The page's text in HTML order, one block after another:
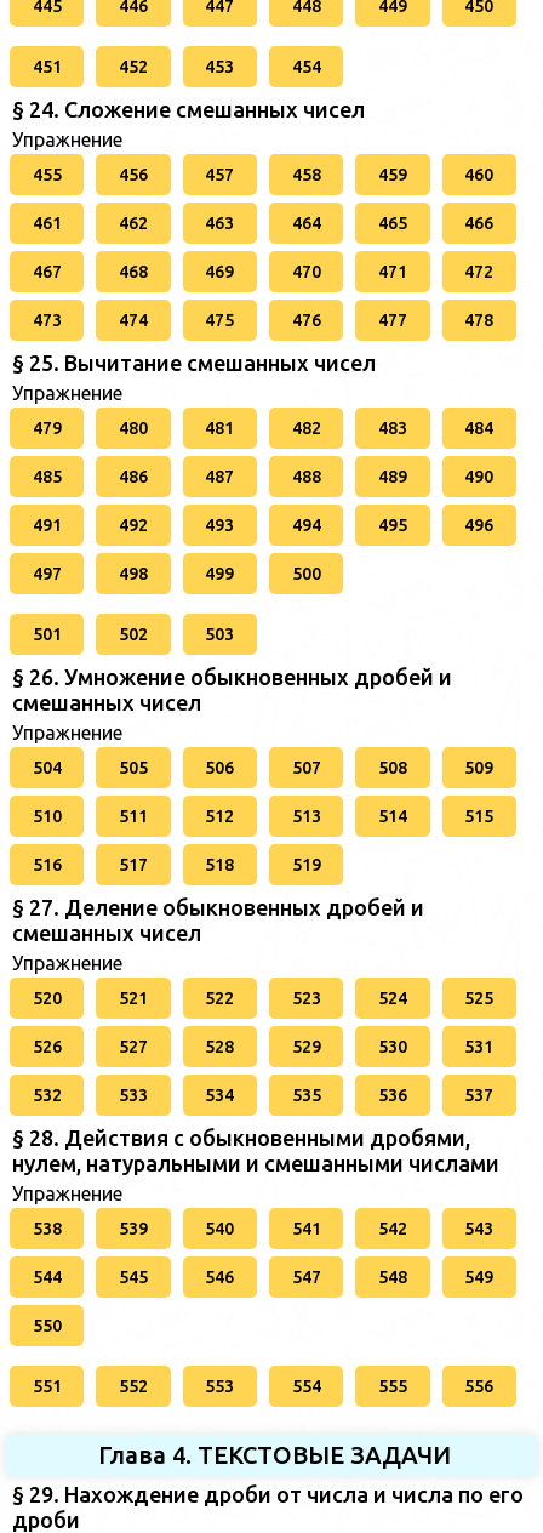
445 446 447 448 449 450
451 452 453 454
§ 24. Сложение смешанных чисел
Упражнение
455 456 457 458 459 460
461 462 463 464 465 466
467 468 469 470 471 472
473 474 475 476 477 478
§ 25. Вычитание смешанных чисел
Упражнение
479 480 481 482 483 484
485 486 487 488 489 490
491 492 493 494 495 496
497 498 499 500
501 502 503
§ 26. Умножение обыкновенных дробей и
смешанных чисел
Упражнение
504 505 506 507 508 509
510 511 512 513 514 515
516 517 518 519
§ 27. Деление обыкновенных дробей и
смешанных чисел
Упражнение
520 521 522 523 524 525
526 527 528 529 530 531
532 533 534 535 536 537
§ 28. Действия с обыкновенными дробями,
нулем, натуральными и смешанными числами
Упражнение
538 539 540 541 542 543
544 545 546 547 548 549
550
551 552 553 554 555 556
Глава 4. ТЕКСТОВЫЕ ЗАДАЧИ
§ 29. Нахождение дроби от числа и числа по его
дроби